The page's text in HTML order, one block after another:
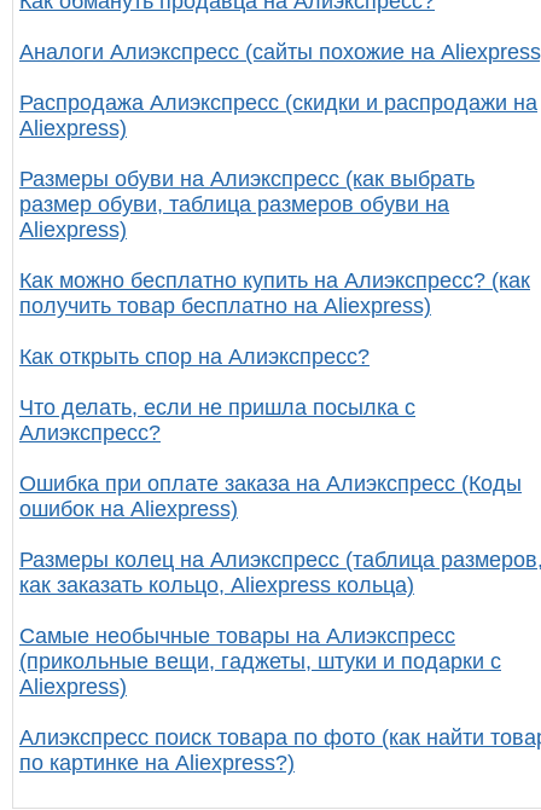
Аналоги Алиэкспресс (сайты похожие на
Распродажа Алиэкспресс (скидки и распродажи на
Aliexpress)
Размеры обуви на Алиэкспресс (как выбрать
размер обуви, таблица размеров обуви на
Aliexpress)
Как можно бесплатно купить на Алиэкспресс? (как
получить товар бесплатно на Aliexpress)
Как открыть спор на Алиэкспресс?
Что делать, если не пришла посылка с
Алиэкспресс?
Ошибка при оплате заказа на Алиэкспресс (Коды
ошибок на Aliexpress)
Размеры колец на Алиэкспресс (таблица
как заказать кольцо, Aliexpress кольца)
Самые необычные товары на Алиэкспресс
(прикольные вещи, гаджеты, штуки и подарки с
Aliexpress)
Алиэкспресс поиск товара по фото (как найти
по картинке на Aliexpress?)